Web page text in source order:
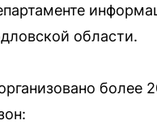
области.
более